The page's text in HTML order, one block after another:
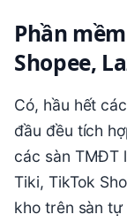
Phần
Shopee,
Có, hầu hết
đầu đều tích
các sàn TMĐT
Tiki, TikTok
kho trên sàn